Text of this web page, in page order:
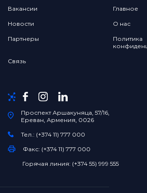
Вакансии Главное
Новости О нас
Партнеры
Политика
Связь
Проспект Аршакуняца, 57/16,
Ереван, Армения, 0026
Тел.: (+374 11) 777 000
Факс: (+374 11) 777 000
Горячая линия: (+374 55) 999 555